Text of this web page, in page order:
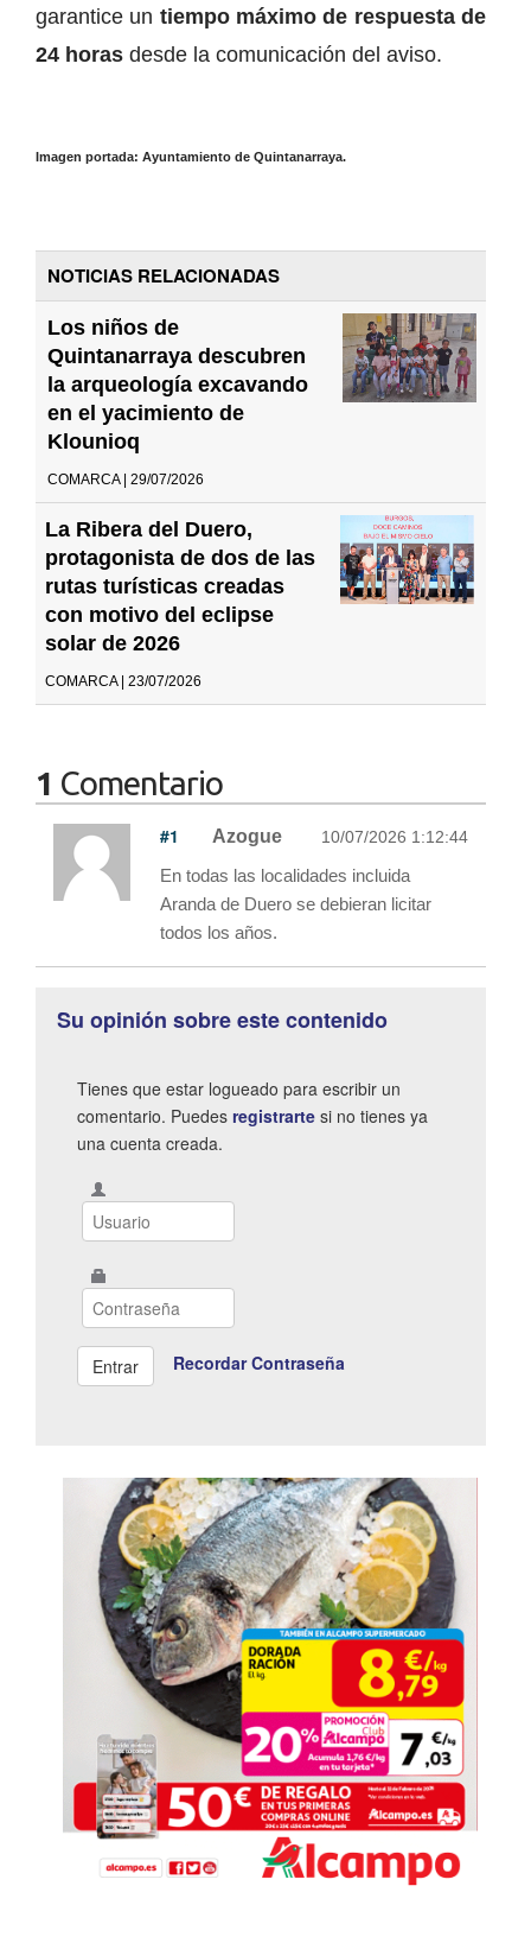
garantice un tiempo máximo de respuesta de
24 horas desde la comunicación del aviso.
Imagen portada: Ayuntamiento de Quintanarraya.
NOTICIAS RELACIONADAS
Los niños de
Quintanarraya descubren
la arqueología excavando
en el yacimiento de
Klounioq
COMARCA | 29/07/2026
La Ribera del Duero,
protagonista de dos de las
rutas turísticas creadas
con motivo del eclipse
solar de 2026
COMARCA | 23/07/2026
1 Comentario
#1 Azogue 10/07/2026 1:12:44
En todas las localidades incluida
Aranda de Duero se debieran licitar
todos los años.
Su opinión sobre este contenido
Tienes que estar logueado para escribir un
comentario. Puedes registrarte si no tienes ya
una cuenta creada.
Recordar Contraseña